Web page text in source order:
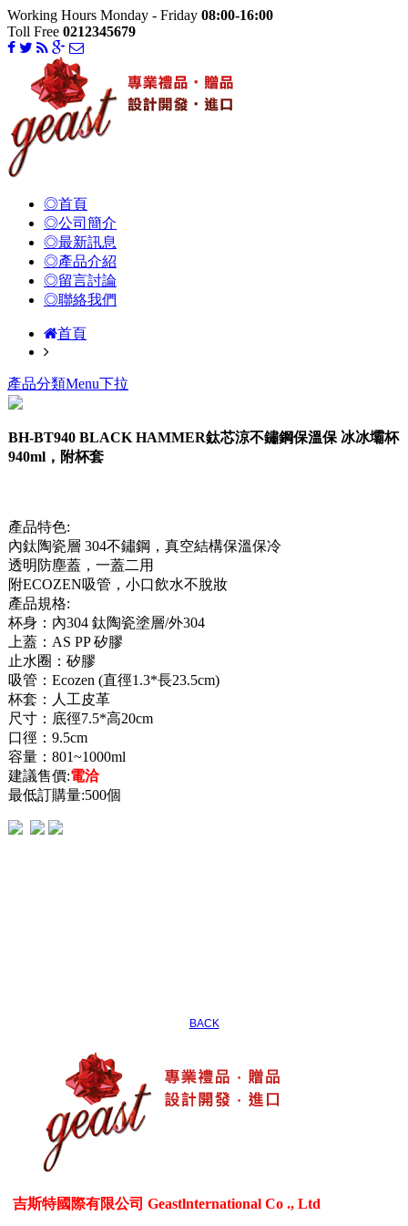
Working Hours Monday - Friday 08:00-16:00
Toll Free 0212345679
◎首頁
◎公司簡介
◎最新訊息
◎產品介紹
◎留言討論
◎聯絡我們
首頁
產品分類Menu下拉
BH-BT940 BLACK HAMMER鈦芯涼不鏽鋼保溫保 冰冰壩杯
940ml，附杯套
產品特色:
內鈦陶瓷層 304不鏽鋼，真空結構保溫保冷
透明防塵蓋，一蓋二用
附ECOZEN吸管，小口飲水不脫妝
產品規格:
杯身：內304 鈦陶瓷塗層/外304
上蓋：AS PP 矽膠
止水圈：矽膠
吸管：Ecozen (直徑1.3*長23.5cm)
杯套：人工皮革
尺寸：底徑7.5*高20cm
口徑：9.5cm
容量：801~1000ml
建議售價:電洽
最低訂購量:500個
BACK
吉斯特國際有限公司 Geastlnternational Co ., Ltd